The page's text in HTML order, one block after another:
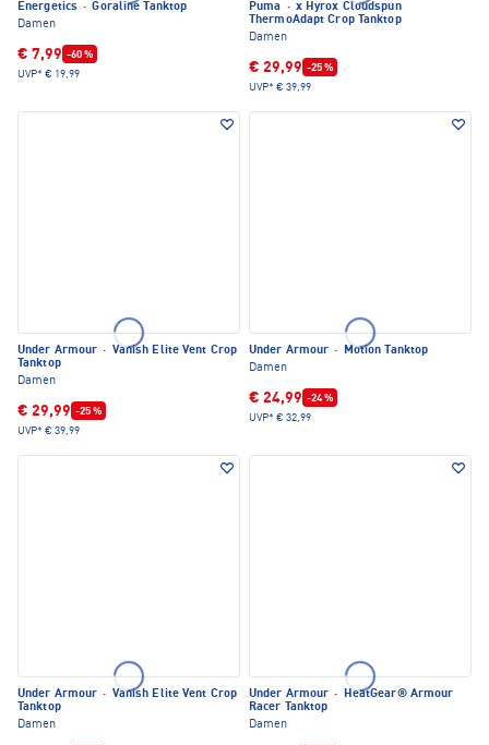
Energetics · Goraline Tanktop
Damen
€ 7,99 -60 %
UVP* € 19,99
Puma · x Hyrox Cloudspun
ThermoAdapt Crop Tanktop
Damen
€ 29,99 -25 %
UVP* € 39,99
Under Armour · Vanish Elite Vent Crop
Tanktop
Damen
€ 29,99 -25 %
UVP* € 39,99
Under Armour ·
Motion Tanktop
Damen
€ 24,99 -24 %
UVP* € 32,99
Under Armour · Vanish Elite Vent Crop
Tanktop
Damen
Under Armour ·
HeatGear® Armour
Racer Tanktop
Damen